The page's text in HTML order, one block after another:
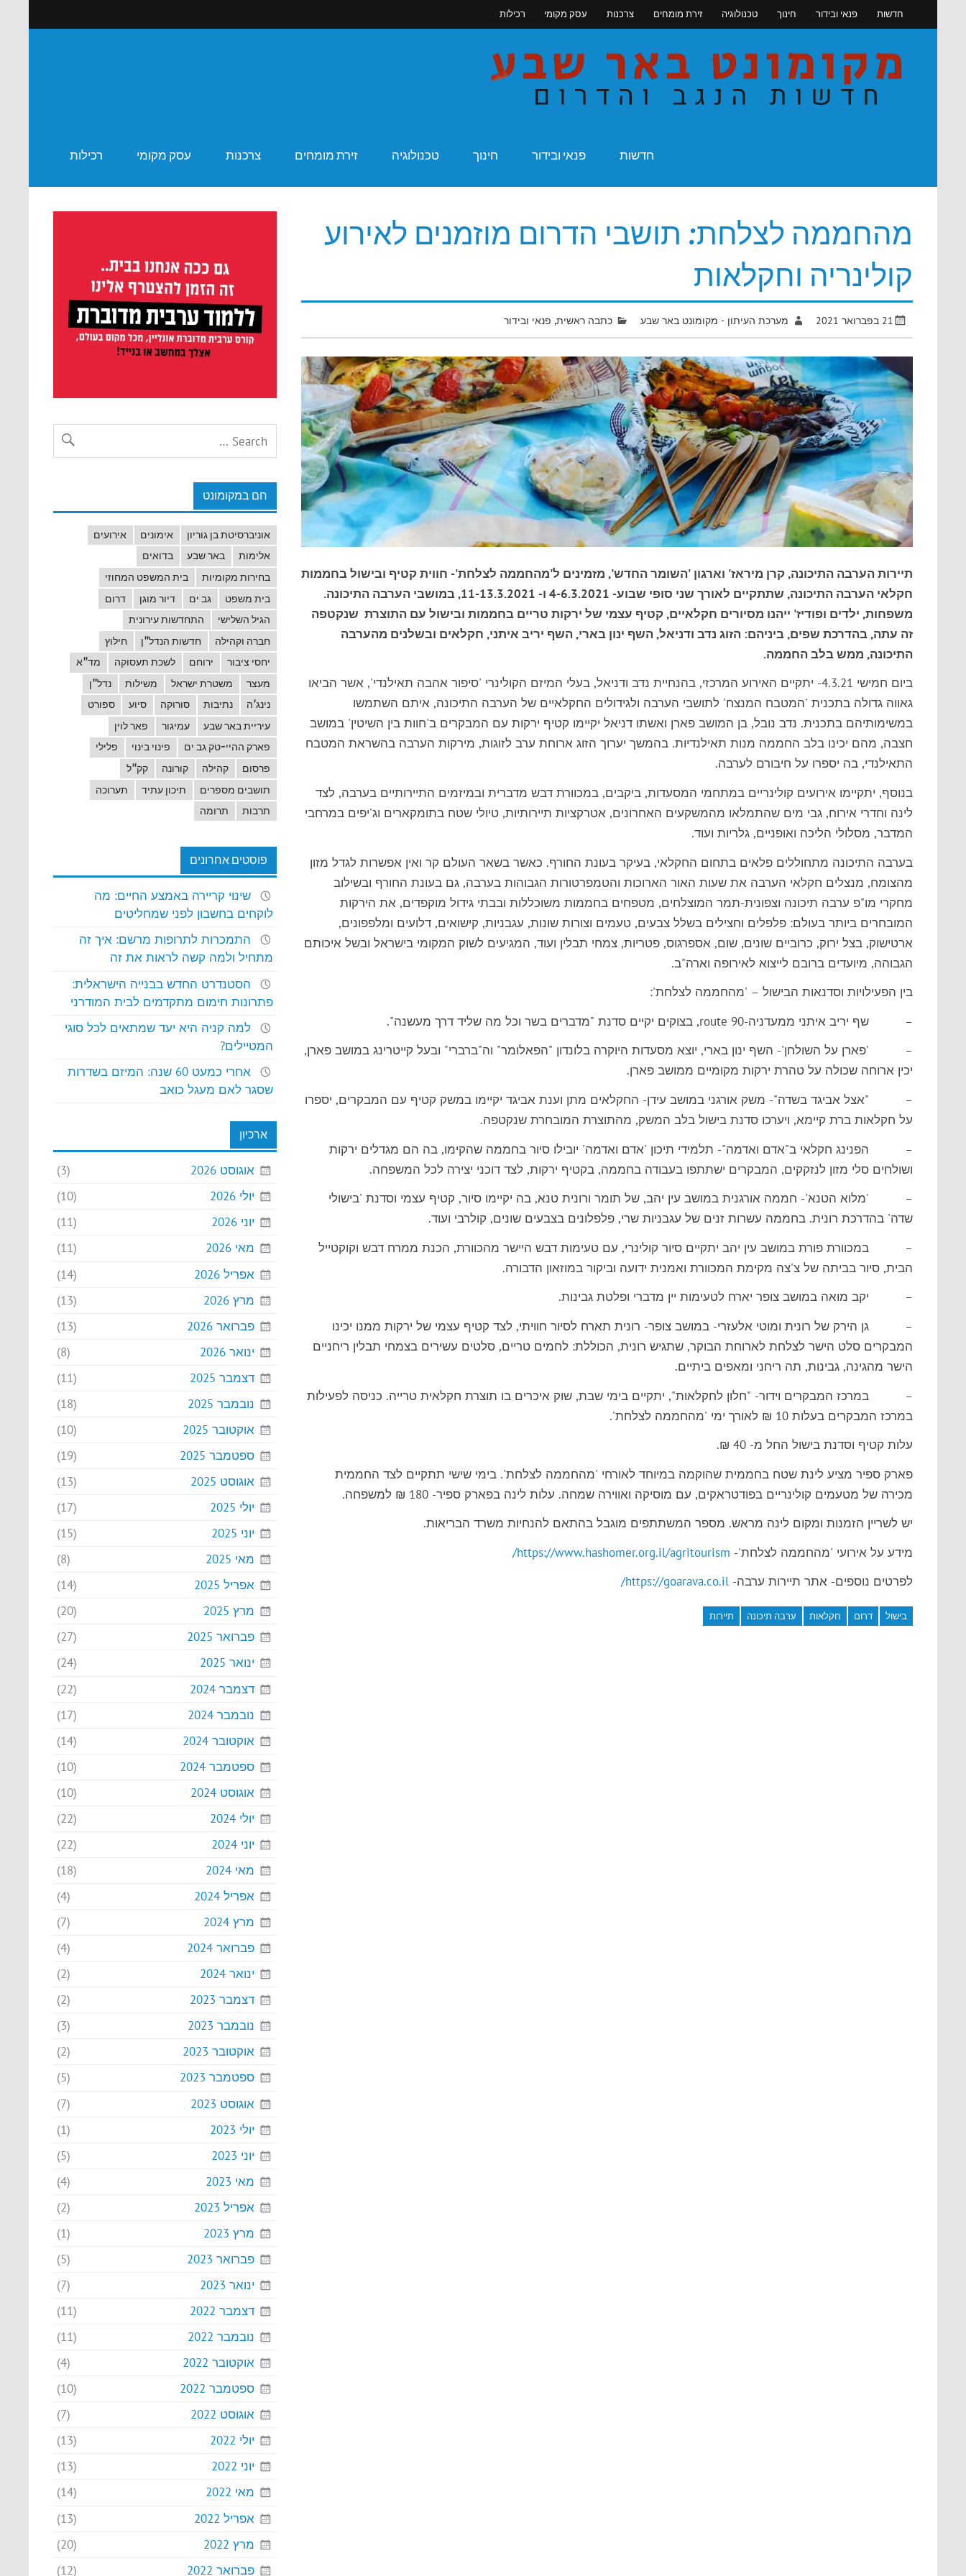
content
חדשות פנאי ובידור חינוך טכנולוגיה זירת מומחים צרכנות עסק מקומי רכילות
חדשות פנאי ובידור חינוך טכנולוגיה זירת מומחים צרכנות עסק מקומי רכילות
מהחממה לצלחת: תושבי הדרום מוזמנים לאירוע
קולינריה וחקלאות
21 בפברואר 2021 מערכת העיתון - מקומונט באר שבע כתבה ראשית, פנאי ובידור
תיירות הערבה התיכונה, קרן מיראז' וארגון 'השומר החדש', מזמינים ל'מהחממה לצלחת'- חווית קטיף ובישול בחממות
חקלאי הערבה התיכונה, שתתקיים לאורך שני סופי שבוע- 4-6.3.2021 ו- 11-13.3.2021, במושבי הערבה התיכונה.
משפחות, ילדים ופודיז' ייהנו מסיורים חקלאיים, קטיף עצמי של ירקות טריים בחממות ובישול עם התוצרת שנקטפה
זה עתה, בהדרכת שפים, ביניהם: הזוג נדב ודניאל, השף ינון בארי, השף יריב איתני, חקלאים ובשלנים מהערבה
התיכונה, ממש בלב החממה.
ביום חמישי 4.3.21- יתקיים האירוע המרכזי, בהנחיית נדב ודניאל, בעלי המיזם הקולינרי 'סיפור אהבה תאילנדי', אשר הביאו
גאווה גדולה בתכנית 'המטבח המנצח' לתושבי הערבה ולגידולים החקלאיים של הערבה התיכונה, איתם השתמשו
במשימותיהם בתכנית. נדב נובל, בן המושב פארן ואשתו דניאל יקיימו קטיף ירקות עם המבקרים ב'חוות בין השיטין' במושב
חצבה, מהם יכינו בלב החממה מנות תאילנדיות. בהמשך יערוך הזוג ארוחת ערב לזוגות, מירקות הערבה בהשראת המטבח
התאילנדי, בה יספרו על חיבורם לערבה.
בנוסף, יתקיימו אירועים קולינריים במתחמי המסעדות, ביקבים, במכוורת דבש מדברית ובמיזמים התיירותיים בערבה, לצד
לינה וחדרי אירוח, גבי מים שהתמלאו מהמשקעים האחרונים, אטרקציות תיירותיות, טיולי שטח בתומקארים וג'יפים במרחבי
המדבר, מסלולי הליכה ואופניים, גלריות ועוד.
בערבה התיכונה מתחוללים פלאים בתחום החקלאי, בעיקר בעונת החורף. כאשר בשאר העולם קר ואין אפשרות לגדל מזון
מהצומח, מנצלים חקלאי הערבה את שעות האור הארוכות והטמפרטורות הגבוהות בערבה, גם בעונת החורף ובשילוב
מחקרי מו"פ ערבה תיכונה וצפונית-תמר המוצלחים, מטפחים בחממות משוכללות ובבתי גידול מוקפדים, את הירקות
המובחרים ביותר בעולם: פלפלים וחצילים בשלל צבעים, טעמים וצורות שונות, עגבניות, קישואים, דלועים ומלפפונים,
ארטישוק, בצל ירוק, כרוביים שונים, שום, אספרגוס, פטריות, צמחי תבלין ועוד, המגיעים לשוק המקומי בישראל ובשל איכותם
הגבוהה, מיועדים ברובם לייצוא לאירופה וארה"ב.
בין הפעילויות וסדנאות הבישול – 'מהחממה לצלחת':
– שף יריב איתני ממעדניה-route 90, בצוקים יקיים סדנת "מדברים בשר וכל מה שליד דרך מעשנה".
– 'פארן על השולחן'- השף ינון בארי, יוצא מסעדות היוקרה בלונדון "הפאלומר" וה"ברברי" ובעל קייטרינג במושב פארן,
יכין ארוחה שכולה על טהרת ירקות מקומיים ממושב פארן.
– "אצל אביגד בשדה"- משק אורגני במושב עידן- החקלאים מתן וענת אביגד יקיימו במשק קטיף עם המבקרים, יספרו
על חקלאות ברת קיימא, ויערכו סדנת בישול בלב המשק, מהתוצרת המובחרת שנקטפה.
– הפנינג חקלאי ב"אדם ואדמה"- תלמידי תיכון 'אדם ואדמה' יובילו סיור בחממה שהקימו, בה הם מגדלים ירקות
ושולחים סלי מזון לנזקקים, המבקרים ישתתפו בעבודה בחממה, בקטיף ירקות, לצד דוכני יצירה לכל המשפחה.
– 'מלוא הטנא'- חממה אורגנית במושב עין יהב, של תומר ורונית טנא, בה יקיימו סיור, קטיף עצמי וסדנת 'בישולי
שדה' בהדרכת רונית. בחממה עשרות זנים של עגבניות שרי, פלפלונים בצבעים שונים, קולרבי ועוד.
– במכוורת פורת במושב עין יהב יתקיים סיור קולינרי, עם טעימות דבש היישר מהכוורת, הכנת ממרח דבש וקוקטייל
הבית, סיור בביתה של צ'צה מקימת המכוורת ואמנית ידועה וביקור במוזאון הדבורה.
– יקב מואה במושב צופר יארח לטעימות יין מדברי ופלטת גבינות.
– גן הירק של רונית ומוטי אלעזרי- במושב צופר- רונית תארח לסיור חוויתי, לצד קטיף עצמי של ירקות ממנו יכינו
המבקרים סלט הישר לצלחת לארוחת הבוקר, שתגיש רונית, הכוללת: לחמים טריים, סלטים עשירים בצמחי תבלין ריחניים
הישר מהגינה, גבינות, תה ריחני ומאפים ביתיים.
– במרכז המבקרים וידור- "חלון לחקלאות", יתקיים בימי שבת, שוק איכרים בו תוצרת חקלאית טרייה. כניסה לפעילות
במרכז המבקרים בעלות 10 ₪ לאורך ימי 'מהחממה לצלחת'.
עלות קטיף וסדנת בישול החל מ- 40 ₪.
פארק ספיר מציע לינת שטח בחממית שהוקמה במיוחד לאורחי 'מהחממה לצלחת'. בימי שישי תתקיים לצד החממית
מכירה של מטעמים קולינריים בפודטראקים, עם מוסיקה ואווירה שמחה. עלות לינה בפארק ספיר- 180 ₪ למשפחה.
יש לשריין הזמנות ומקום לינה מראש. מספר המשתתפים מוגבל בהתאם להנחיות משרד הבריאות.
מידע על אירועי 'מהחממה לצלחת'- https://www.hashomer.org.il/agritourism/
לפרטים נוספים- אתר תיירות ערבה- https://goarava.co.il/
בישול דרום חקלאות ערבה תיכונה תיירות
חם במקומונט
אוניברסיטת בן גוריון אימונים
אירועים
אלימות
באר שבע
בדואים
בחירות מקומיות
בית המשפט המחוזי
בית משפט
גב ים דיור מוגן
דרום
הגיל השלישי
התחדשות עירונית
חברה וקהילה
חדשות הנדל"ן
חילוץ
יחסי ציבור
ירוחם לשכת תעסוקה
מד"א
מעצר
משטרת ישראל משילות
נדל"ן
נינג'ה
נתיבות סורוקה סיוע
ספורט
עיריית באר שבע
עמיגור
פאר לוין
פארק ההיי-טק גב ים
פינוי בינוי
פלילי
פרסום
קהילה קורונה
קק"ל
תושבים מספרים
תיכון עתיד
תערוכה
תרבות
תרומה
פוסטים אחרונים
שינוי קריירה באמצע החיים: מה
לוקחים בחשבון לפני שמחליטים
התמכרות לתרופות מרשם: איך זה
מתחיל ולמה קשה לראות את זה
הסטנדרט החדש בבנייה הישראלית:
פתרונות חימום מתקדמים לבית המודרני
למה קניה היא יעד שמתאים לכל סוגי
המטיילים?
אחרי כמעט 60 שנה: המיזם בשדרות
שסגר לאם מעגל כואב
ארכיון
אוגוסט 2026
(3)
יולי 2026
(10)
יוני 2026
(11)
מאי 2026
(11)
אפריל 2026
(14)
מרץ 2026
(13)
פברואר 2026
(13)
ינואר 2026
(8)
דצמבר 2025
(11)
נובמבר 2025
(18)
אוקטובר 2025
(10)
ספטמבר 2025
(19)
אוגוסט 2025
(13)
יולי 2025
(17)
יוני 2025
(15)
מאי 2025
(8)
אפריל 2025
(14)
מרץ 2025
(20)
פברואר 2025
(27)
ינואר 2025
(24)
דצמבר 2024
(22)
נובמבר 2024
(17)
אוקטובר 2024
(14)
ספטמבר 2024
(10)
אוגוסט 2024
(10)
יולי 2024
(22)
יוני 2024
(22)
מאי 2024
(18)
אפריל 2024
(4)
מרץ 2024
(7)
פברואר 2024
(4)
ינואר 2024
(2)
דצמבר 2023
(2)
נובמבר 2023
(3)
אוקטובר 2023
(2)
ספטמבר 2023
(5)
אוגוסט 2023
(7)
יולי 2023
(1)
יוני 2023
(5)
מאי 2023
(4)
אפריל 2023
(2)
מרץ 2023
(1)
פברואר 2023
(5)
ינואר 2023
(7)
דצמבר 2022
(11)
נובמבר 2022
(11)
אוקטובר 2022
(4)
ספטמבר 2022
(10)
אוגוסט 2022
(7)
יולי 2022
(13)
יוני 2022
(13)
מאי 2022
(14)
אפריל 2022
(13)
מרץ 2022
(20)
פברואר 2022
(12)